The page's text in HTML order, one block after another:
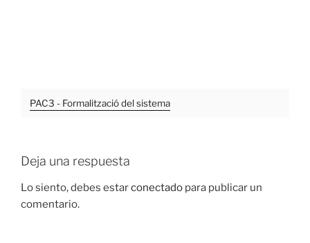
PAC3 - Formalització del sistema
Deja una respuesta
Lo siento, debes estarconectado para publicar un
comentario.